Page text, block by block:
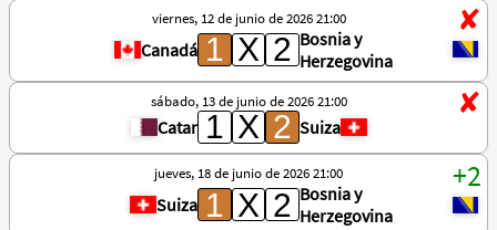
viernes, 12 de junio de 2026 21:00
Canadá
Bosnia y
Herzegovina
sábado, 13 de junio de 2026 21:00
Catar Suiza
jueves, 18 de junio de 2026 21:00
Suiza
Bosnia y
Herzegovina